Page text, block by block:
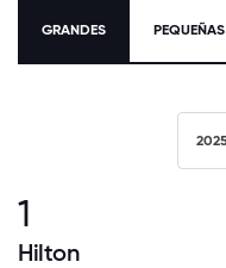
GRANDES
1
Hilton